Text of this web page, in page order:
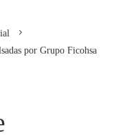
por Grupo Ficohsa